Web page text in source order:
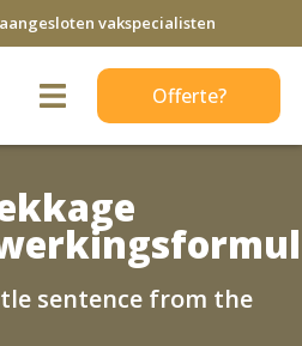
vakspecialisten
Offerte?
sentence from the